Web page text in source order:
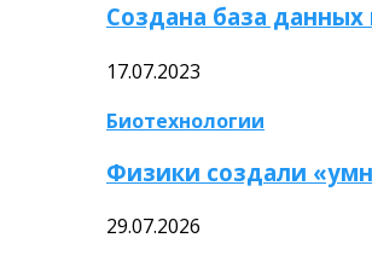
Создана база
17.07.2023
Биотехнологии
Физики создали
29.07.2026